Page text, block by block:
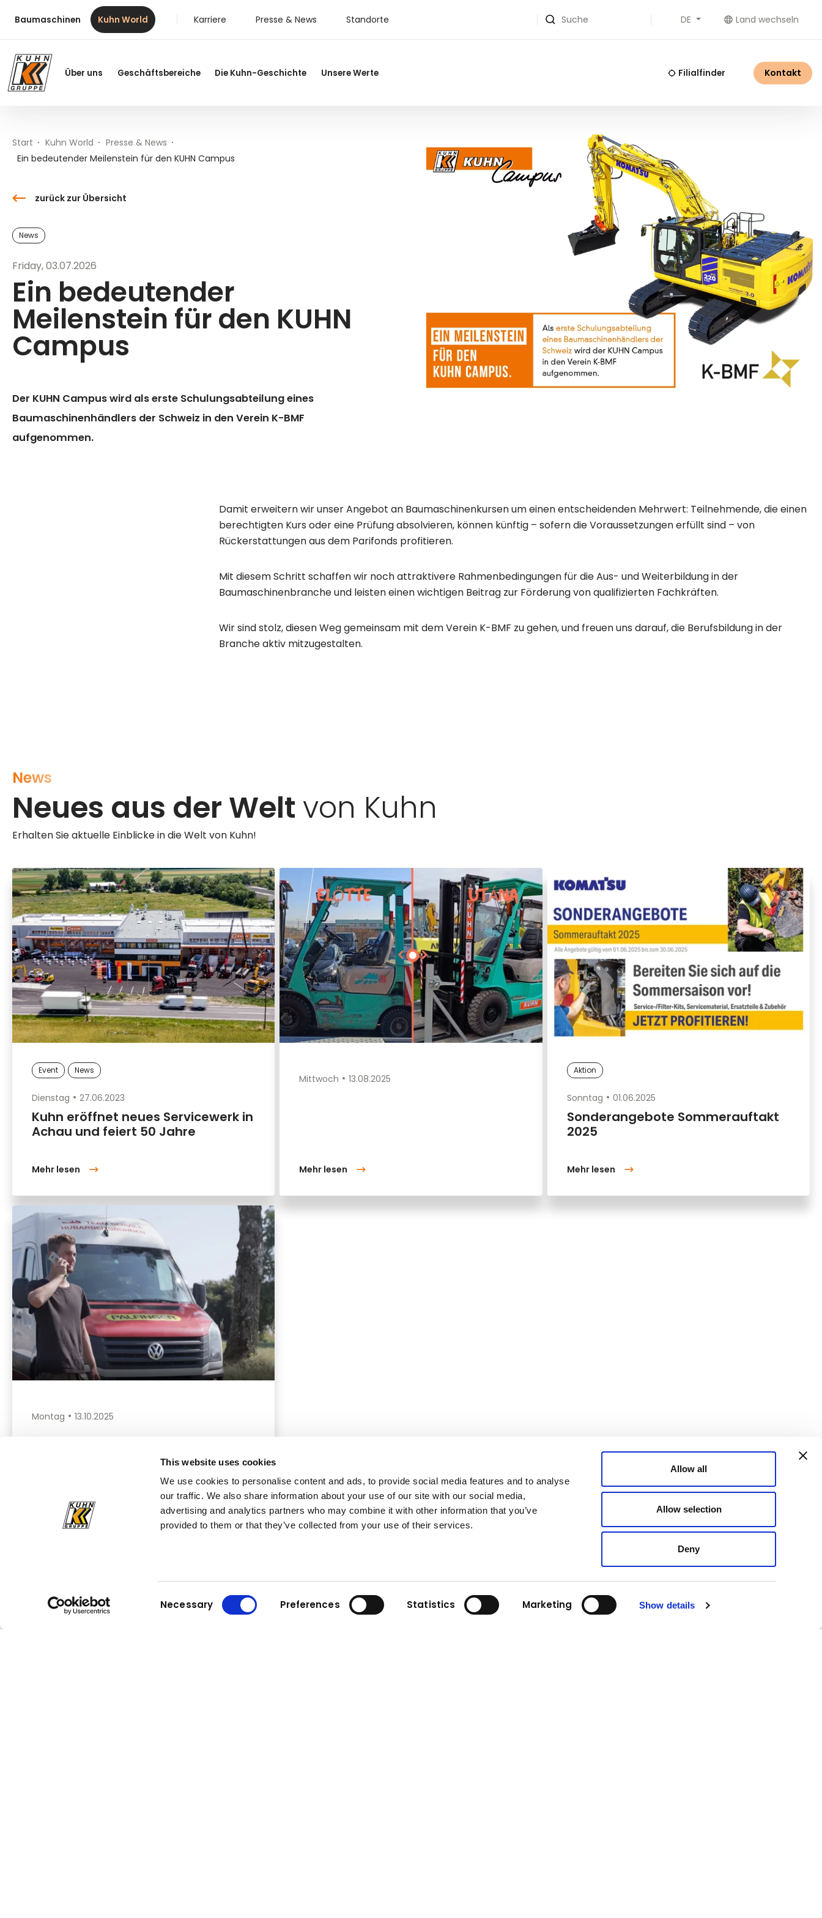
This website uses cookies
We use cookies to personalise content and ads, to provide social media features and to analyse
our traffic. We also share information about your use of our site with our social media,
advertising and analytics partners who may combine it with other information that you’ve
provided to them or that they’ve collected from your use of their services.
Necessary Preferences Statistics Marketing Show details
Allow all
Allow selection
Deny
Inhaltsverzeichnis
Hauptnavigation
Ein bedeutender Meilenstein für den KUHN Campus
Neues aus der Welt von Kuhn
Baumaschinen Kuhn World Karriere Presse & News Standorte Suche DE Land wechseln
Über uns Geschäftsbereiche Die Kuhn-Geschichte Unsere Werte Filialfinder Kontakt
Start Kuhn World
Presse & News
Ein bedeutender Meilenstein für den KUHN Campus
zurück zur Übersicht
News
Friday, 03.07.2026
Ein bedeutender
Meilenstein für den KUHN
Campus
Der KUHN Campus wird als erste Schulungsabteilung eines
Baumaschinenhändlers der Schweiz in den Verein K-BMF
aufgenommen.
Damit erweitern wir unser Angebot an Baumaschinenkursen um einen entscheidenden Mehrwert: Teilnehmende, die einen
berechtigten Kurs oder eine Prüfung absolvieren, können künftig – sofern die Voraussetzungen erfüllt sind – von
Rückerstattungen aus dem Parifonds profitieren.
Mit diesem Schritt schaffen wir noch attraktivere Rahmenbedingungen für die Aus- und Weiterbildung in der
Baumaschinenbranche und leisten einen wichtigen Beitrag zur Förderung von qualifizierten Fachkräften.
Wir sind stolz, diesen Weg gemeinsam mit dem Verein K-BMF zu gehen, und freuen uns darauf, die Berufsbildung in der
Branche aktiv mitzugestalten.
News
Neues aus der Welt von Kuhn
Erhalten Sie aktuelle Einblicke in die Welt von Kuhn!
Event News
Dienstag 27.06.2023
Kuhn eröffnet neues Servicewerk in
Achau und feiert 50 Jahre
Mehr lesen
Mittwoch 13.08.2025
Mehr lesen
Aktion
Sonntag 01.06.2025
Sonderangebote Sommerauftakt
2025
Mehr lesen
Montag 13.10.2025
Alle News im Überblick